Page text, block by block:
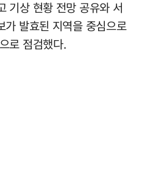
기상 현황 전망 공유와 서
발효된 지역을 중심으로
로 점검했다.